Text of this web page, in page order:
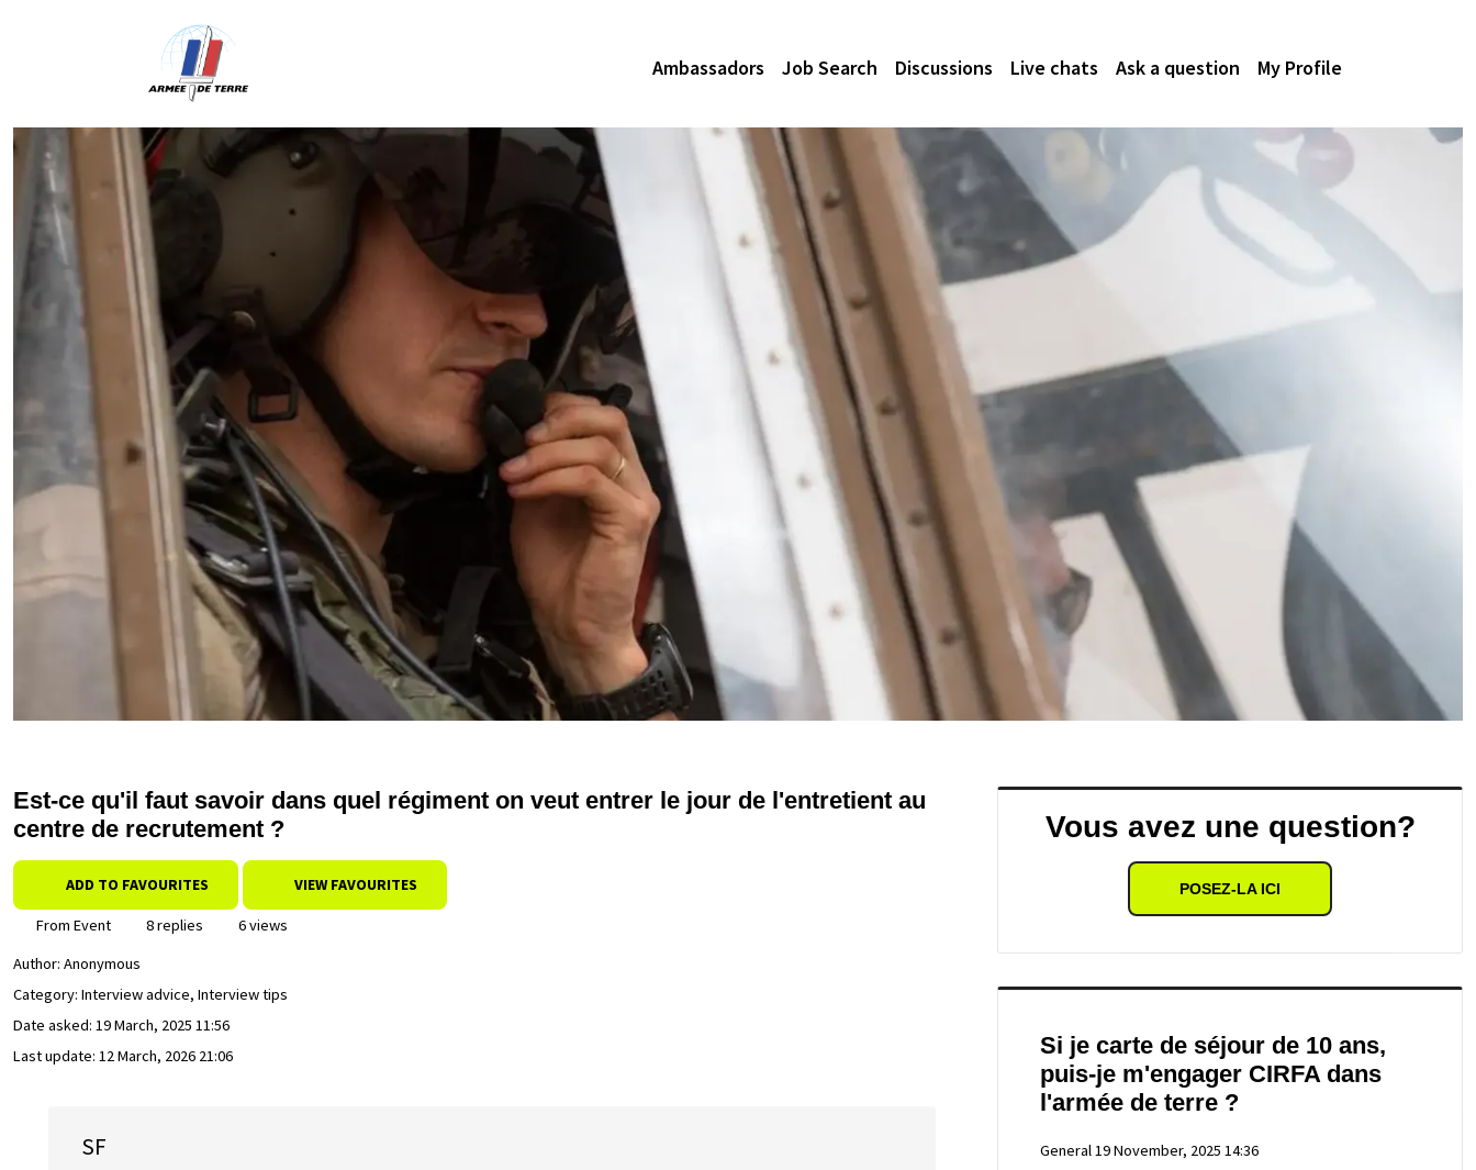
Ambassadors Job Search Discussions Live chats Ask a question My Profile
Est-ce qu'il faut savoir dans quel régiment on veut entrer le jour de l'entretient au
centre de recrutement ?
ADD TO FAVOURITES VIEW FAVOURITES
From Event 8 replies
6 views
Author: Anonymous
Category: Interview advice, Interview tips
Date asked: 19 March, 2025 11:56
Last update: 12 March, 2026 21:06
SF
Vous avez une question?
POSEZ-LA ICI
Si je carte de séjour de 10 ans,
puis-je m'engager CIRFA dans
l'armée de terre ?
General19 November, 2025 14:36